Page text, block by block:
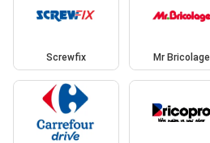
Screwfix Mr Bricolage